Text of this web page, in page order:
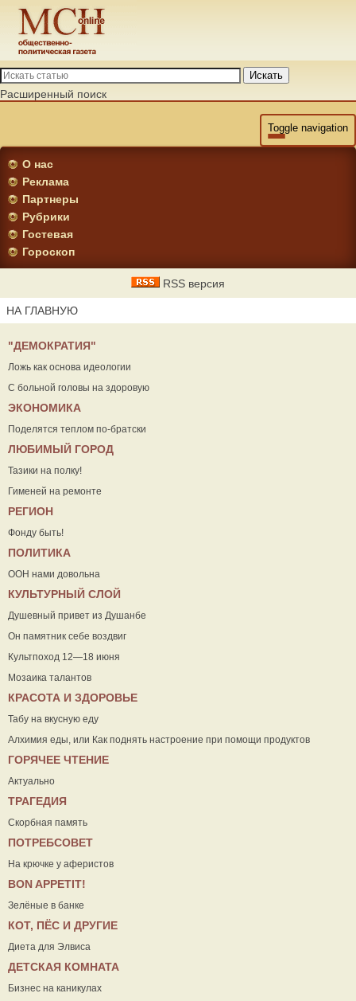
Искать
Расширенный поиск
Toggle navigation
О нас
Реклама
Партнеры
Рубрики
Гостевая
Гороскоп
RSS версия
НА ГЛАВНУЮ
"ДЕМОКРАТИЯ"
Ложь как основа идеологии
С больной головы на здоровую
ЭКОНОМИКА
Поделятся теплом по-братски
ЛЮБИМЫЙ ГОРОД
Тазики на полку!
Гименей на ремонте
РЕГИОН
Фонду быть!
ПОЛИТИКА
ООН нами довольна
КУЛЬТУРНЫЙ СЛОЙ
Душевный привет из Душанбе
Он памятник себе воздвиг
Культпоход 12—18 июня
Мозаика талантов
КРАСОТА И ЗДОРОВЬЕ
Табу на вкусную еду
Алхимия еды, или Как поднять настроение при помощи продуктов
ГОРЯЧЕЕ ЧТЕНИЕ
Актуально
ТРАГЕДИЯ
Скорбная память
ПОТРЕБСОВЕТ
На крючке у аферистов
ВON APPETIT!
Зелёные в банке
КОТ, ПЁС И ДРУГИЕ
Диета для Элвиса
ДЕТСКАЯ КОМНАТА
Бизнес на каникулах